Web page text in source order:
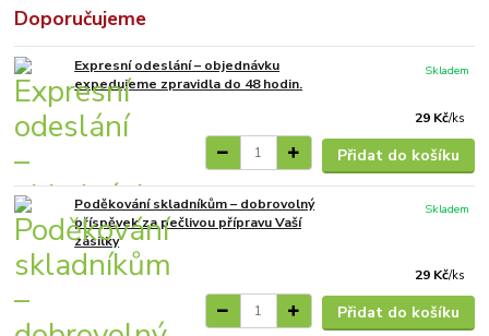
Doporučujeme
Expresní odeslání – objednávku
expedujeme zpravidla do 48 hodin.
29 Kč/ks
Skladem
Přidat do košíku
Poděkování skladníkům – dobrovolný
příspěvek za pečlivou přípravu Vaší
zásilky
29 Kč/ks
Skladem
Přidat do košíku